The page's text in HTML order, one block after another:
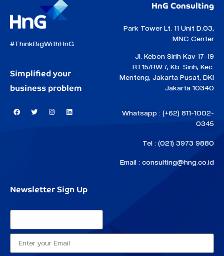
#ThinkBigWithHnG
Simplified your
business problem
HnG Consulting
Park Tower Lt. 11 Unit D.03,
MNC Center
Jl. Kebon Sirih Kav 17-19
RT.15/RW.7, Kb. Sirih, Kec.
Menteng, Jakarta Pusat, DKI
Jakarta 10340
Whatsapp : (+62) 811-1002-
0345
Tel : (021) 3973 9880
Email : consulting@hng.co.id
Newsletter Sign Up